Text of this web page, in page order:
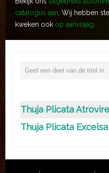
catalogus aan . Wij hebben
kweken ook op aanvraag
Thuja Plicata
Thuja Plicata Excelsa